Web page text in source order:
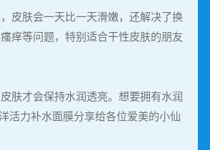
皮肤会一天比一天滑嫩，还解决了换
痒等问题，特别适合干性皮肤的朋友
肤才会保持水润透亮。想要拥有水润
活力补水面膜分享给各位爱美的小仙